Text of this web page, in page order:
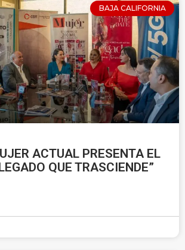
BAJA CALIFORNIA
ACTUAL PRESENTA EL
QUE TRASCIENDE”